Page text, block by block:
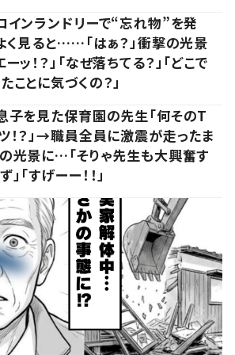
インランドリーで“忘れ物”を発
く見ると……「はぁ？」衝撃の光景
ーッ！？」「なぜ落ちてる？」「どこで
ことに気づくの？」
子を見た保育園の先生「何そのT
！？」→職員全員に激震が走ったま
光景に…「そりゃ先生も大興奮す
」「すげーー！！」